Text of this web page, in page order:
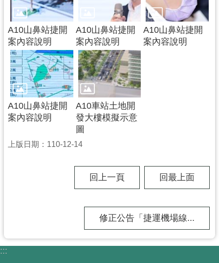
A10山鼻站捷開
案內容說明
A10山鼻站捷開
案內容說明
A10山鼻站捷開
案內容說明
A10山鼻站捷開
案內容說明
A10車站土地開
發大樓模擬示意
圖
上版日期：110-12-14
回上一頁 回最上面
修正公告「捷運機場線...
:::